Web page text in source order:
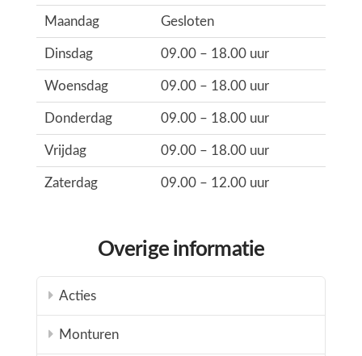
Maandag Gesloten
Dinsdag 09.00 – 18.00 uur
Woensdag 09.00 – 18.00 uur
Donderdag 09.00 – 18.00 uur
Vrijdag 09.00 – 18.00 uur
Zaterdag 09.00 – 12.00 uur
Overige informatie
Acties
Monturen